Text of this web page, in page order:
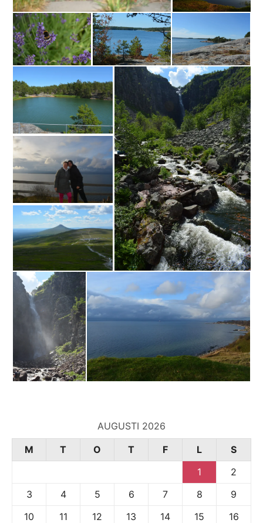
AUGUSTI 2026
M
T O T F L
S
1
2
3
4 5 6 7 8
9
10
11 12 13 14 15
16